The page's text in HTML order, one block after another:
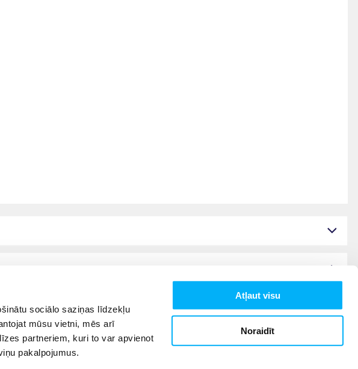
sociālo saziņas līdzekļu
mūsu vietni, mēs arī
partneriem, kuri to var apvienot
pakalpojumus.
Atļaut visu
Noraidīt